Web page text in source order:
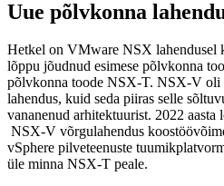
Uue põlvkonna
Hetkel on VMware NSX lahendusel
lõppu jõudnud esimese põlvkonna
põlvkonna toode NSX-T. NSX-V
lahendus, kuid seda piiras selle
vananenud arhitektuurist. 2022 aasta
NSX-V võrgulahendus
vSphere pilveteenuste
üle minna NSX-T peale.